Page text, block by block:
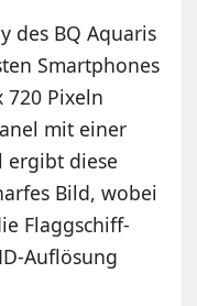
des BQ Aquaris
Smartphones
720 Pixeln
mit einer
ergibt diese
Bild, wobei
Flaggschiff-
Auflösung